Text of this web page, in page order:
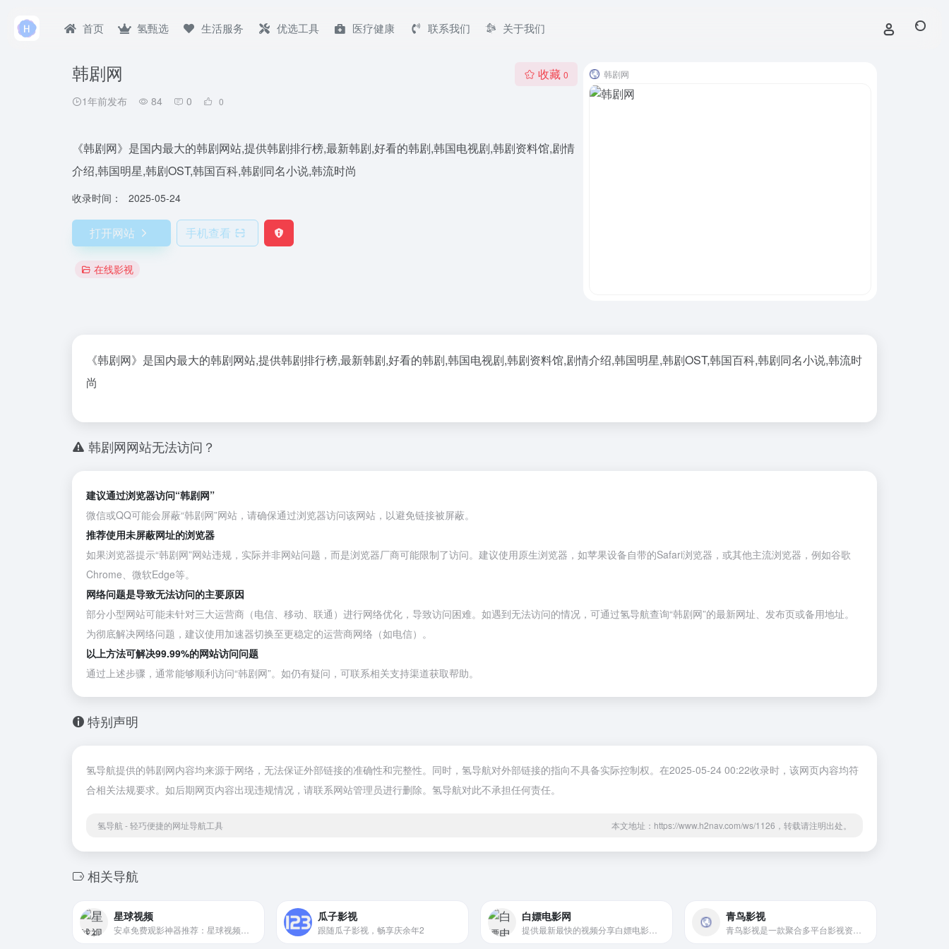
首页 氢甄选 生活服务 优选工具 医疗健康 联系我们 关于我们
韩剧网
1年前发布 84 0 0
收藏 0
《韩剧网》是国内最大的韩剧网站,提供韩剧排行榜,最新韩剧,好看的韩剧,韩国电视剧,韩剧资料馆,剧情
介绍,韩国明星,韩剧OST,韩国百科,韩剧同名小说,韩流时尚
收录时间： 2025-05-24
打开网站 手机查看
在线影视
韩剧网
《韩剧网》是国内最大的韩剧网站,提供韩剧排行榜,最新韩剧,好看的韩剧,韩国电视剧,韩剧资料馆,剧情介绍,韩国明星,韩剧OST,韩国百科,韩剧同名小说,韩流时
尚
韩剧网网站无法访问？
建议通过浏览器访问“韩剧网”
微信或QQ可能会屏蔽“韩剧网”网站，请确保通过浏览器访问该网站，以避免链接被屏蔽。
推荐使用未屏蔽网址的浏览器
如果浏览器提示“韩剧网”网站违规，实际并非网站问题，而是浏览器厂商可能限制了访问。建议使用原生浏览器，如苹果设备自带的Safari浏览器，或其他主流浏览器，例如谷歌
Chrome、 微软Edge等。
网络问题是导致无法访问的主要原因
部分小型网站可能未针对三大运营商（电信、移动、联通）进行网络优化，导致访问困难。如遇到无法访问的情况，可通过氢导航查询“韩剧网”的最新网址、发布页或备用地址。
为彻底解决网络问题，建议使用加速器切换至更稳定的运营商网络（如电信）。
以上方法可解决99.99%的网站访问问题
通过上述步骤，通常能够顺利访问“韩剧网”。如仍有疑问，可联系相关支持渠道获取帮助。
特别声明
氢导航提供的韩剧网内容均来源于网络，无法保证外部链接的准确性和完整性。同时，氢导航对外部链接的指向不具备实际控制权。在2025-05-24 00:22收录时，该网页内容均符
合相关法规要求。如后期网页内容出现违规情况，请联系网站管理员进行删除。氢导航对此不承担任何责任。
氢导航 - 轻巧便捷的网址导航工具 本文地址：https://www.h2nav.com/ws/1126，转载请注明出处。
相关导航
星球视频 瓜子影视
跟随瓜子影视，畅享庆余年2
白嫖电影网 青鸟影视